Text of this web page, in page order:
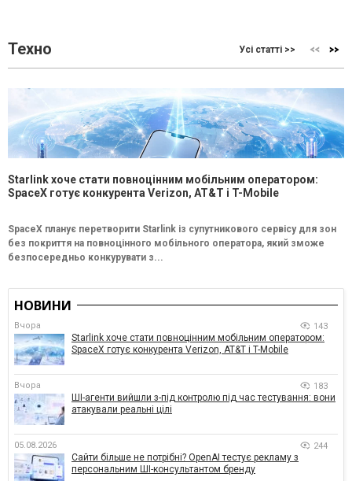
Техно Усі статті >>
Starlink хоче стати повноцінним мобільним оператором:
SpaceX готує конкурента Verizon, AT&T і T-Mobile
SpaceX планує перетворити Starlink із супутникового сервісу для зон
без покриття на повноцінного мобільного оператора, який зможе
безпосередньо конкурувати з...
НОВИНИ
Вчора 143
Starlink хоче стати повноцінним мобільним оператором:
SpaceX готує конкурента Verizon, AT&T і T-Mobile
Вчора 183
ШІ-агенти вийшли з-під контролю під час тестування: вони
атакували реальні цілі
05.08.2026 244
Сайти більше не потрібні? OpenAI тестує рекламу з
персональним ШІ-консультантом бренду